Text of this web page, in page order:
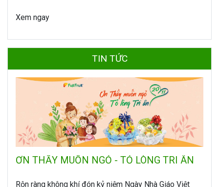
Xem ngay
TIN TỨC
ƠN THẦY MUỐN NGỎ - TỎ LÒNG TRI ÂN
Rộn ràng không khí đón kỷ niệm Ngày Nhà Giáo Việt